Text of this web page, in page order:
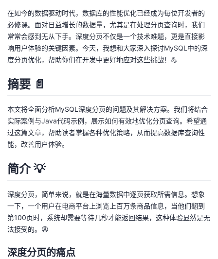
子
直
播
的
活
我
的
课
程
的
认
我
的
我
藏
术
支
云
声
在如今的数据驱动时代，数据库的性能优化已经成为每位开发者的
必修课。面对日益增长的数据量，尤其是在处理分页查询时，我们
常常会感到无从下手。深度分页不仅是一个技术难题，更是直接影
响用户体验的关键因素。今天，我想和大家深入探讨MySQL中的深
度分页优化，帮助你们在开发中更好地应对这些挑战！💪
摘要 📄
本文将全面分析MySQL深度分页的问题及其解决方案。我们将结合
实际案例与Java代码示例，展示如何有效地优化分页查询。希望通
过这篇文章，帮助读者掌握各种优化策略，从而提高数据库查询性
能，改善用户体验。
简介 💡
深度分页，简单来说，就是在海量数据中逐页获取所需信息。想象
一下，一个用户在电商平台上浏览上百万条商品信息，当他们翻到
第100页时，系统却需要等待几秒才能返回结果，这种体验显然是无
法接受的。😩
深度分页的痛点